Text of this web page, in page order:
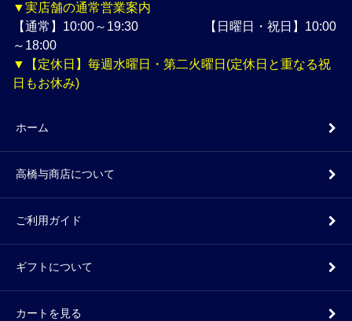
▼実店舗の通常営業案内
【通常】10:00～19:30 【日曜日・祝日】10:00
～18:00
▼【定休日】毎週水曜日・第二火曜日(定休日と重なる祝
日もお休み)
ホーム
高橋与商店について
ご利用ガイド
ギフトについて
カートを見る